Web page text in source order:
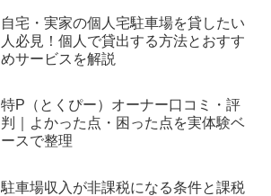
自宅・実家の個人宅駐車場を貸したい
人必見！個人で貸出する方法とおすす
めサービスを解説
特P（とくぴー）オーナー口コミ・評
判｜よかった点・困った点を実体験ベ
ースで整理
駐車場収入が非課税になる条件と課税